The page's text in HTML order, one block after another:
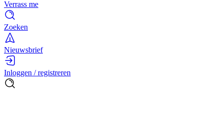
Verrass me
Zoeken
Nieuwsbrief
Inloggen / registreren